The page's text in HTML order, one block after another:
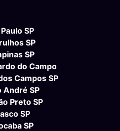
SP
SP
SP
do Campo
Campos SP
André SP
Preto SP
SP
SP